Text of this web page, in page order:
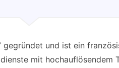
und ist ein
mit hochauflösendem